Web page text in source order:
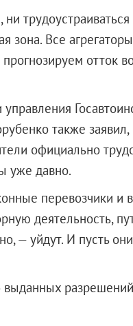
трудоустраиваться
зона. Все
отток
также заявил,
официально
уже давно.
перевозчики и
деятельность,
— уйдут. И пусть